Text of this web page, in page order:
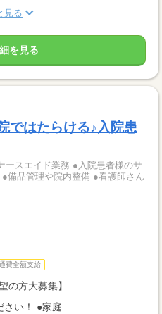
見る
を見る
ではたらける♪入院患
業務 ●入院患者様のサ
備品管理や院内整備 ●看護師さん
費全額支給
の方大募集】 ...
さい！ ●家庭...